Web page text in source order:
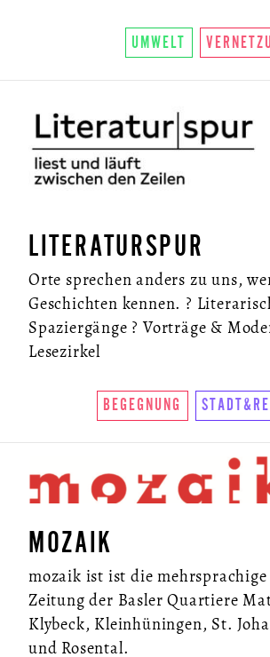
UMWELT
LITERATURSPUR
Orte sprechen anders zu uns,
Geschichten kennen. ?
Spaziergänge ? Vorträge &
Lesezirkel
BEGEGNUNG
MOZAIK
mozaik ist ist die mehrsprachige
Zeitung der Basler Quartiere
Klybeck, Kleinhüningen, St.
und Rosental.